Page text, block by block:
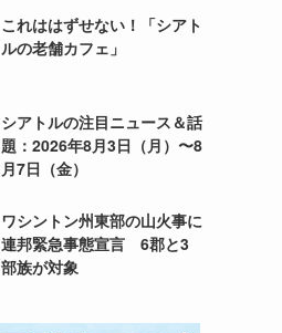
これははずせない！「シアト
ルの老舗カフェ」
シアトルの注目ニュース＆話
題：2026年8月3日（月）〜8
月7日（金）
ワシントン州東部の山火事に
連邦緊急事態宣言 6郡と3
部族が対象